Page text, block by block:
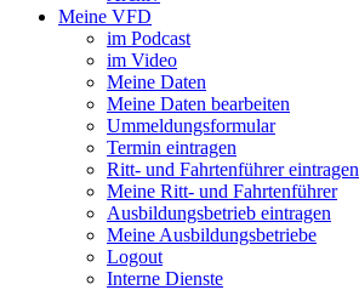
Meine VFD
im Podcast
im Video
Meine Daten
Meine Daten bearbeiten
Ummeldungsformular
Termin eintragen
Ritt- und Fahrtenführer eintragen
Meine Ritt- und Fahrtenführer
Ausbildungsbetrieb eintragen
Meine Ausbildungsbetriebe
Logout
Interne Dienste